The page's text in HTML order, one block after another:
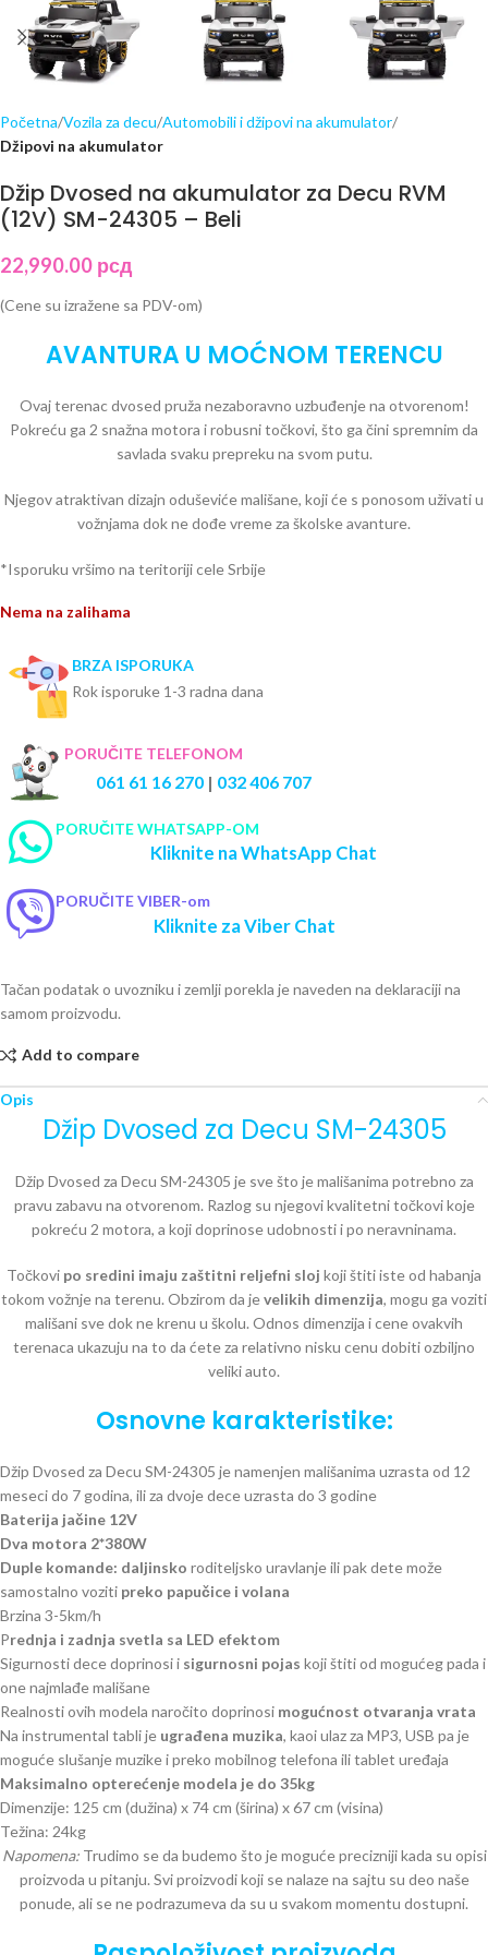
Početna Vozila za decu Automobili i džipovi na akumulator
Džipovi na akumulator
Džip Dvosed na akumulator za Decu RVM
(12V) SM-24305 – Beli
22,990.00 рсд
(Cene su izražene sa PDV-om)
AVANTURA U MOĆNOM TERENCU
Ovaj terenac dvosed pruža nezaboravno uzbuđenje na otvorenom!
Pokreću ga 2 snažna motora i robusni točkovi, što ga čini spremnim da
savlada svaku prepreku na svom putu.
Njegov atraktivan dizajn oduševiće mališane, koji će s ponosom uživati u
vožnjama dok ne dođe vreme za školske avanture.
*Isporuku vršimo na teritoriji cele Srbije
Nema na zalihama
BRZA ISPORUKA
Rok isporuke 1-3 radna dana
PORUČITE TELEFONOM
061 61 16 270 | 032 406 707
PORUČITE WHATSAPP-OM
Kliknite na WhatsApp Chat
PORUČITE VIBER-om
Kliknite za Viber Chat
Tačan podatak o uvozniku i zemlji porekla je naveden na deklaraciji na
samom proizvodu.
Add to compare
Opis
Džip Dvosed za Decu SM-24305
Džip Dvosed za Decu SM-24305 je sve što je mališanima potrebno za
pravu zabavu na otvorenom. Razlog su njegovi kvalitetni točkovi koje
pokreću 2 motora, a koji doprinose udobnosti i po neravninama.
Točkovi po sredini imaju zaštitni reljefni sloj koji štiti iste od habanja
tokom vožnje na terenu. Obzirom da jevelikih dimenzija, mogu ga voziti
mališani sve dok ne krenu u školu. Odnos dimenzija i cene ovakvih
terenaca ukazuju na to da ćete za relativno nisku cenu dobiti ozbiljno
veliki auto.
Osnovne karakteristike:
Džip Dvosed za Decu SM-24305 jenamenjen mališanima uzrasta od 12
meseci do 7 godina, ili za dvoje dece uzrasta do 3 godine
Baterija jačine 12V
Dva motora 2*380W
Duple komande: daljinsko roditeljsko uravlanje ili pak dete može
samostalno voziti preko papučice i volana
Brzina 3-5km/h
Prednja i zadnja svetla sa LED efektom
Sigurnosti dece doprinosi i sigurnosni pojas koji štiti od mogućeg pada i
one najmlađe mališane
Realnosti ovih modela naročito doprinosi mogućnost otvaranja vrata
Na instrumental tabli je ugrađena muzika, kaoi ulaz za MP3, USB pa je
moguće slušanje muzike i preko mobilnog telefona ili tablet uređaja
Maksimalno opterećenje modela je do 35kg
Dimenzije: 125 cm (dužina) x 74 cm (širina) x 67 cm (visina)
Težina: 24kg
Napomena:Trudimo se da budemo što je moguće precizniji kada su opisi
proizvoda u pitanju. Svi proizvodi koji se nalaze na sajtu su deo naše
ponude, ali se ne podrazumeva da su u svakom momentu dostupni.